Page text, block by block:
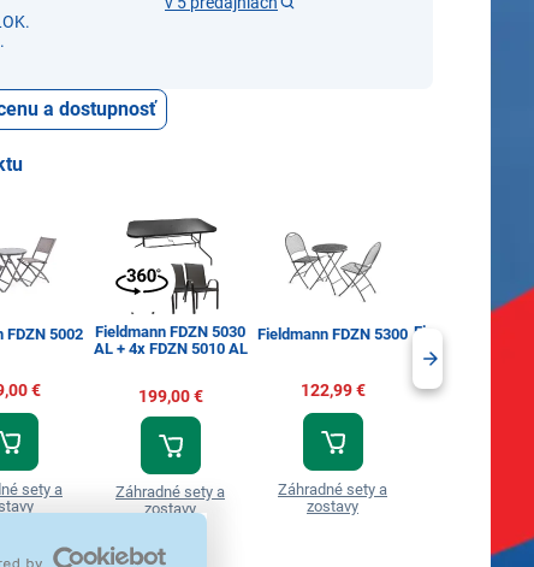
a dostupnosť
FDZN 5002
€
sety a
Fieldmann FDZN 5030
AL + 4x FDZN 5010 AL
199,00 €
Záhradné sety a
zostavy
Fieldmann FDZN 5300
122,99 €
Záhradné sety a
zostavy
Fieldmann FDZN